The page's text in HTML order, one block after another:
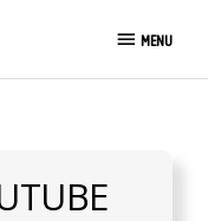
MENU
MENU